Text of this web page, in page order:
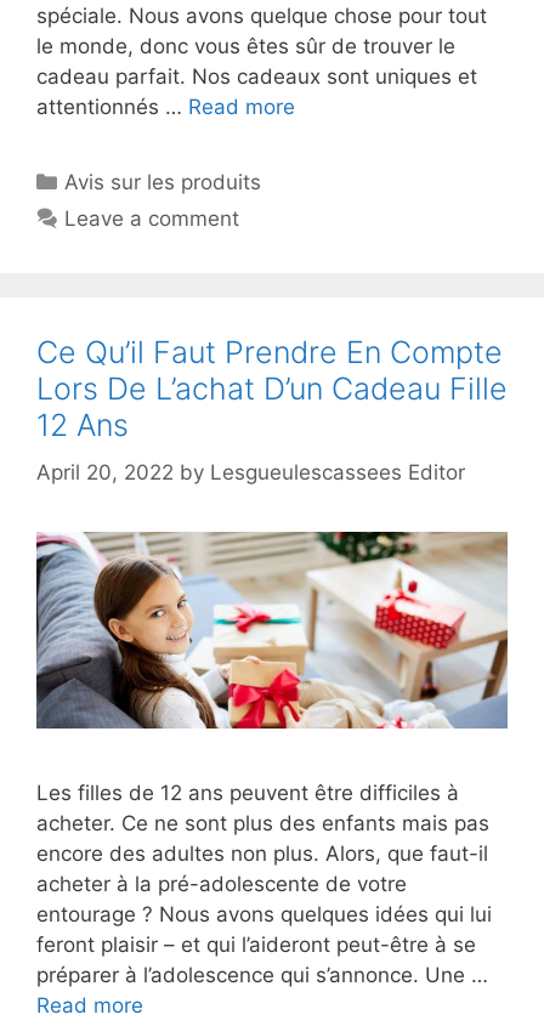
spéciale. Nous avons quelque chose pour tout
le monde, donc vous êtes sûr de trouver le
cadeau parfait. Nos cadeaux sont uniques et
attentionnés … Read more
Avis sur les produits
Leave a comment
Ce Qu’il Faut Prendre En Compte
Lors De L’achat D’un Cadeau Fille
12 Ans
April 20, 2022 by Lesgueulescassees Editor
Les filles de 12 ans peuvent être difficiles à
acheter. Ce ne sont plus des enfants mais pas
encore des adultes non plus. Alors, que faut-il
acheter à la pré-adolescente de votre
entourage ? Nous avons quelques idées qui lui
feront plaisir – et qui l’aideront peut-être à se
préparer à l’adolescence qui s’annonce. Une …
Read more